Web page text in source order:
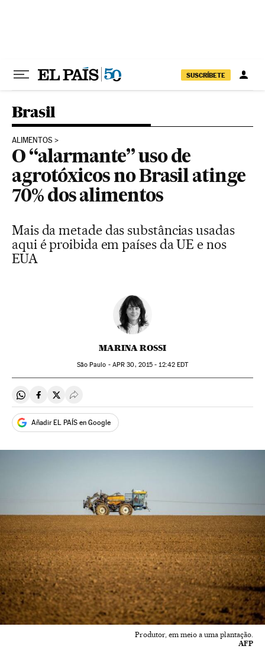
SUSCRÍBETE
Brasil
ALIMENTOS
O “alarmante” uso de
agrotóxicos no Brasil atinge
70% dos alimentos
Mais da metade das substâncias usadas
aqui é proibida em países da UE e nos
EUA
MARINA ROSSI
São Paulo - APR 30, 2015 - 12:42EDT
Compartir en Whatsapp
Compartir en Facebook
Compartir en Twitter
Desplegar Redes Sociales
Añadir EL PAÍS en Google
Produtor, em meio a uma plantação.
AFP